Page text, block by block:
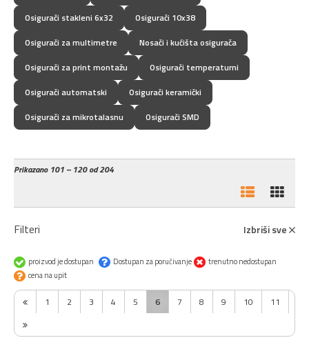
Osigurači stakleni 6x32
Osigurači 10x38
Osigurači za multimetre
Nosači i kućišta osigurača
Osigurači za print montažu
Osigurači temperaturni
Osigurači automatski
Osigurači keramički
Osigurači za mikrotalasnu
Osigurači SMD
Prikazano101 – 120 od 204
Filteri Izbriši sve
proizvod je dostupan Dostupan za poručivanje
trenutno nedostupan
cena na upit
1 2 3 4 5 6 7 8 9 10 11